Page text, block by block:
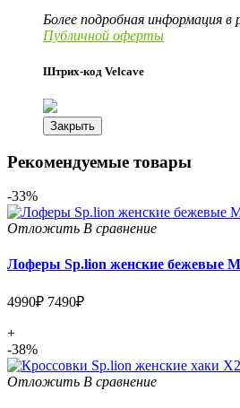
Более подробная информация в
Публичной оферты
Штрих-код Velcave
Закрыть
Рекомендуемые товары
-33%
Отложить В сравнение
Лоферы Sp.lion женские бежевые
4990₽ 7490₽
+
-38%
Отложить В сравнение